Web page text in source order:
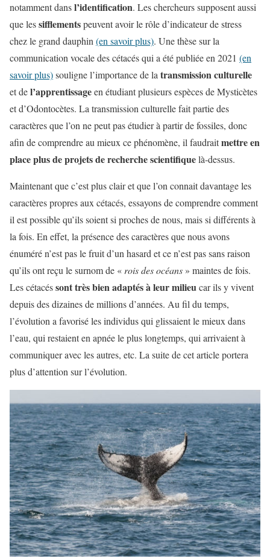
notamment dansl’identification. Les chercheurs supposent aussi
que lessifflementspeuvent avoir le rôle d’indicateur de stress
chez le grand dauphin (en savoir plus). Une thèse sur la
communication vocale des cétacés qui a été publiée en 2021 (en
savoir plus)souligne l’importance de la transmission culturelle
et del’apprentissageen étudiant plusieurs espèces de Mysticètes
et d’Odontocètes. La transmission culturelle fait partie des
caractères que l’on ne peut pas étudier à partir de fossiles, donc
afin de comprendre au mieux ce phénomène, il faudraitmettre en
place plus de projets de recherche scientifiquelà-dessus.
Maintenant que c’est plus clair et que l’on connait davantage les
caractères propres aux cétacés, essayons de comprendre comment
il est possible qu’ils soient si proches de nous, mais si différents à
la fois. En effet, la présence des caractères que nous avons
énuméré n’est pas le fruit d’un hasard et ce n’est pas sans raison
qu’ils ont reçu le surnom de « rois des océans » maintes de fois.
Les cétacéssont très bien adaptés à leur milieucar ils y vivent
depuis des dizaines de millions d’années. Au fil du temps,
l’évolution a favorisé les individus qui glissaient le mieux dans
l’eau, qui restaient en apnée le plus longtemps, qui arrivaient à
communiquer avec les autres, etc. La suite de cet article portera
plus d’attention sur l’évolution.